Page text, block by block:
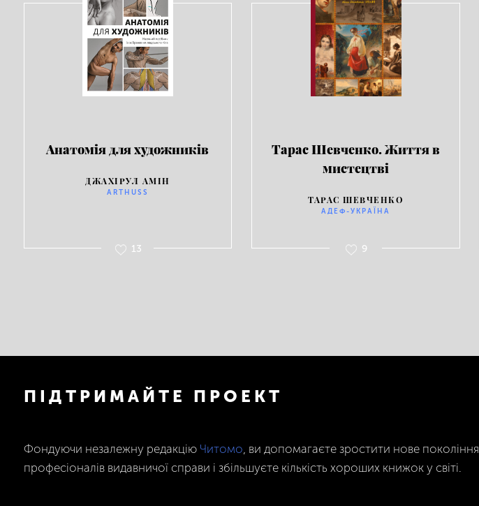
Анатомія для художників
ДЖАХІРУЛ АМІН
ARTHUSS
13
Тарас Шевченко. Життя в
мистецтві
ТАРАС ШЕВЧЕНКО
АДЕФ-УКРАЇНА
9
ПІДТРИМАЙТЕ ПРОЕКТ
Фондуючи незалежну редакцію Читомо, ви допомагаєте зростити нове покоління
професіоналів видавничої справи і збільшуєте кількість хороших книжок у світі.